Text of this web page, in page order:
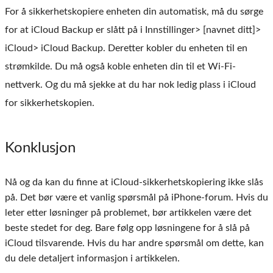
For å sikkerhetskopiere enheten din automatisk, må du sørge
for at iCloud Backup er slått på i Innstillinger> [navnet ditt]>
iCloud> iCloud Backup. Deretter kobler du enheten til en
strømkilde. Du må også koble enheten din til et Wi-Fi-
nettverk. Og du må sjekke at du har nok ledig plass i iCloud
for sikkerhetskopien.
Konklusjon
Nå og da kan du finne at iCloud-sikkerhetskopiering ikke slås
på. Det bør være et vanlig spørsmål på iPhone-forum. Hvis du
leter etter løsninger på problemet, bør artikkelen være det
beste stedet for deg. Bare følg opp løsningene for å slå på
iCloud tilsvarende. Hvis du har andre spørsmål om dette, kan
du dele detaljert informasjon i artikkelen.